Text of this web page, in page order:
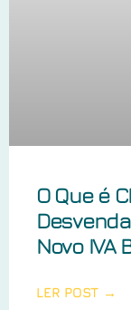
O Que é
Novo IVA
LER POST →